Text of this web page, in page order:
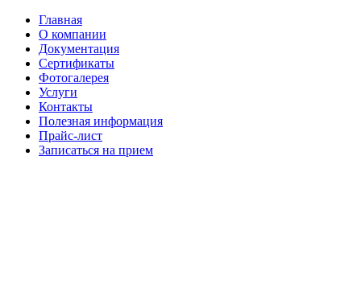
Главная
О компании
Документация
Сертификаты
Фотогалерея
Услуги
Контакты
Полезная информация
Прайс-лист
Записаться на прием